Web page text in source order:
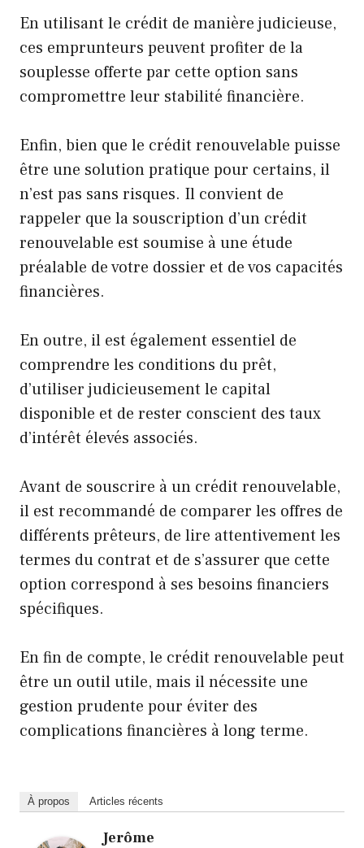
En utilisant le crédit de manière judicieuse,
ces emprunteurs peuvent profiter de la
souplesse offerte par cette option sans
compromettre leur stabilité financière.
Enfin, bien que le crédit renouvelable puisse
être une solution pratique pour certains, il
n’est pas sans risques. Il convient de
rappeler que la souscription d’un crédit
renouvelable est soumise à une étude
préalable de votre dossier et de vos capacités
financières.
En outre, il est également essentiel de
comprendre les conditions du prêt,
d’utiliser judicieusement le capital
disponible et de rester conscient des taux
d’intérêt élevés associés.
Avant de souscrire à un crédit renouvelable,
il est recommandé de comparer les offres de
différents prêteurs, de lire attentivement les
termes du contrat et de s’assurer que cette
option correspond à ses besoins financiers
spécifiques.
En fin de compte, le crédit renouvelable peut
être un outil utile, mais il nécessite une
gestion prudente pour éviter des
complications financières à long terme.
À propos Articles récents
Jerôme